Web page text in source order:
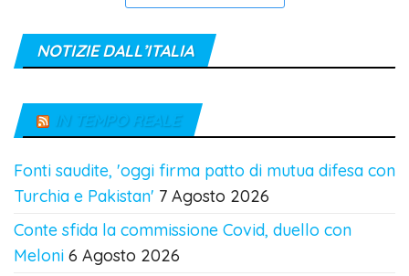
NOTIZIE DALL’ITALIA
IN TEMPO REALE
Fonti saudite, 'oggi firma patto di mutua difesa con
Turchia e Pakistan' 7 Agosto 2026
Conte sfida la commissione Covid, duello con
Meloni 6 Agosto 2026